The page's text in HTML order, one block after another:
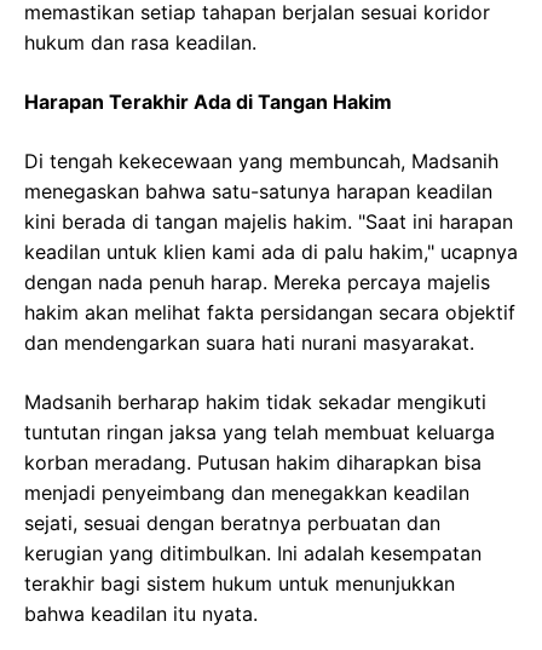
memastikan setiap tahapan berjalan sesuai koridor
hukum dan rasa keadilan.
Harapan Terakhir Ada di Tangan Hakim
Di tengah kekecewaan yang membuncah, Madsanih
menegaskan bahwa satu-satunya harapan keadilan
kini berada di tangan majelis hakim. "Saat ini harapan
keadilan untuk klien kami ada di palu hakim," ucapnya
dengan nada penuh harap. Mereka percaya majelis
hakim akan melihat fakta persidangan secara objektif
dan mendengarkan suara hati nurani masyarakat.
Madsanih berharap hakim tidak sekadar mengikuti
tuntutan ringan jaksa yang telah membuat keluarga
korban meradang. Putusan hakim diharapkan bisa
menjadi penyeimbang dan menegakkan keadilan
sejati, sesuai dengan beratnya perbuatan dan
kerugian yang ditimbulkan. Ini adalah kesempatan
terakhir bagi sistem hukum untuk menunjukkan
bahwa keadilan itu nyata.